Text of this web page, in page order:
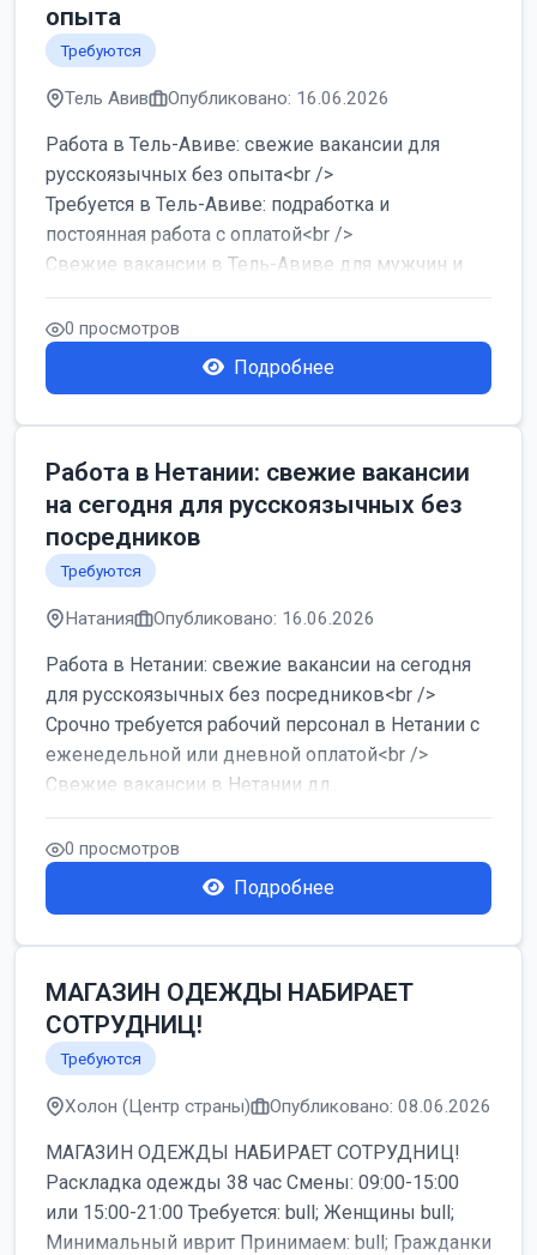
опыта
Требуются
Тель Авив Опубликовано: 16.06.2026
Работа в Тель-Авиве: свежие вакансии для
русскоязычных без опыта<br />
Требуется в Тель-Авиве: подработка и
постоянная работа с оплатой<br />
Свежие вакансии в Тель-Авиве для мужчин и
женщин от хозя...
0 просмотров
Подробнее
Работа в Нетании: свежие вакансии
на сегодня для русскоязычных без
посредников
Требуются
Натания Опубликовано: 16.06.2026
Работа в Нетании: свежие вакансии на сегодня
для русскоязычных без посредников<br />
Срочно требуется рабочий персонал в Нетании с
еженедельной или дневной оплатой<br />
Свежие вакансии в Нетании дл...
0 просмотров
Подробнее
МАГАЗИН ОДЕЖДЫ НАБИРАЕТ
СОТРУДНИЦ!
Требуются
Холон (Центр страны) Опубликовано: 08.06.2026
МАГАЗИН ОДЕЖДЫ НАБИРАЕТ СОТРУДНИЦ!
Раскладка одежды 38 час Смены: 09:00-15:00
или 15:00-21:00 Требуется: bull; Женщины bull;
Минимальный иврит Принимаем: bull; Гражданки